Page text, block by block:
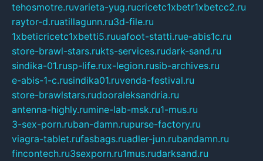
tehosmotre.ruvarieta-yug.rucricetc1xbetr1xbetcc2.ru
raytor-d.ruatillagunn.ru3d-file.ru
1xbeticricetc1xbetti5.ruuafoot-statti.rue-abis1c.ru
store-brawl-stars.rukts-services.rudark-sand.ru
sindika-01.rusp-life.rux-legion.rusib-archives.ru
e-abis-1-c.rusindika01.ruvenda-festival.ru
store-brawlstars.rudooraleksandria.ru
antenna-highly.rumine-lab-msk.ru1-mus.ru
3-sex-porn.ruban-damn.rupurse-factory.ru
viagra-tablet.rufasbags.ruadler-jun.rubandamn.ru
fincontech.ru3sexporn.ru1mus.rudarksand.ru